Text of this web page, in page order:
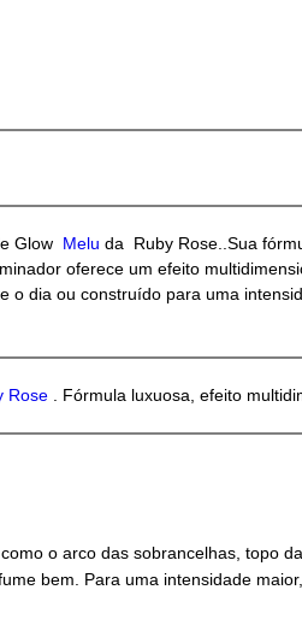
Glow Melu da Ruby Rose..Sua
oferece um efeito
dia ou construído para uma
Rose . Fórmula luxuosa, efeito
o arco das sobrancelhas, topo
bem. Para uma intensidade